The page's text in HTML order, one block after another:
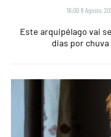
16:00 8 Agosto,
Este arquipélago vai
dias por